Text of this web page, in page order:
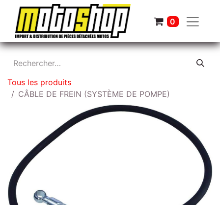
0
Tous les produits
CÂBLE DE FREIN (SYSTÈME DE POMPE)